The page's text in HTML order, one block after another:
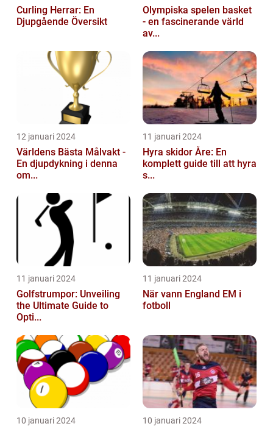
Curling Herrar: En
Djupgående Översikt
Olympiska spelen basket
- en fascinerande värld
av...
12 januari 2024
Världens Bästa Målvakt -
En djupdykning i denna
om...
11 januari 2024
Hyra skidor Åre: En
komplett guide till att hyra
s...
11 januari 2024
Golfstrumpor: Unveiling
the Ultimate Guide to
Opti...
11 januari 2024
När vann England EM i
fotboll
10 januari 2024 10 januari 2024